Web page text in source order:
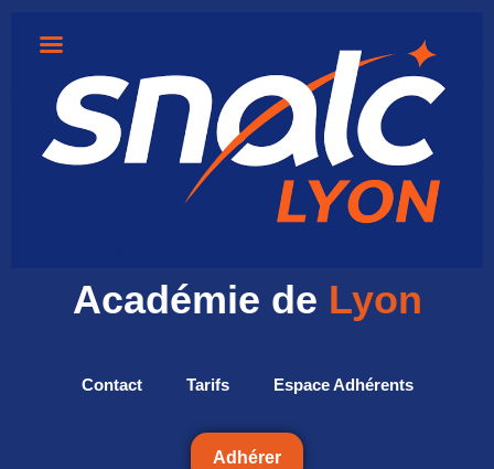
Académie de Lyon
Contact Tarifs Espace Adhérents
Adhérer